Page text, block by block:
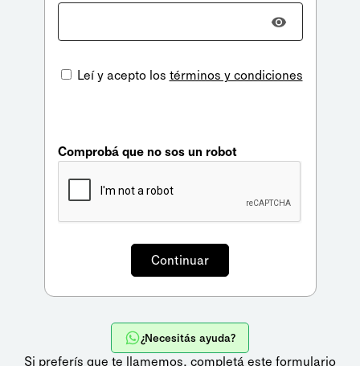
Leí y acepto los términos y condiciones
Comprobá que no sos un robot
¿Necesitás ayuda?
Si preferís que te llamemos, completá este formulario